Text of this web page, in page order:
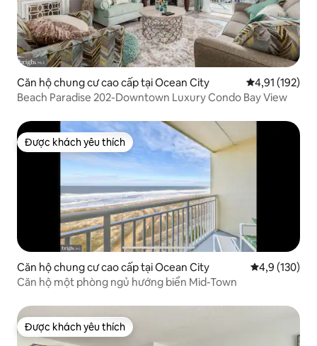
Căn hộ chung cư cao cấp tại Ocean City Xếp hạng
4,91 (192)
Beach Paradise 202-Downtown Luxury Condo Bay View
Được khách yêu thích
Được khách yêu thích
Căn hộ chung cư cao cấp tại Ocean City Xếp hạng
4,9 (130)
Căn hộ một phòng ngủ hướng biển Mid-Town
Được khách yêu thích
Được khách yêu thích